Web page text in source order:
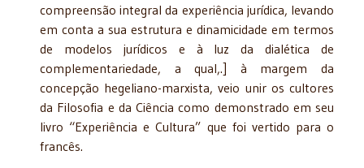
compreensão integral da experiência jurídica, levando
em conta a sua estrutura e dinamicidade em termos
de modelos jurídicos e à luz da dialética de
complementariedade, a qual,.] à margem da
concepção hegeliano-marxista, veio unir os cultores
da Filosofia e da Ciência como demonstrado em seu
livro “Experiência e Cultura” que foi vertido para o
francês.